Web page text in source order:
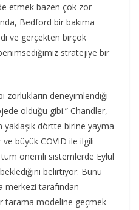
etmek bazen çok zor
Bedford bir bakıma
ve gerçekten birçok
stratejiye bir
zorlukların deneyimlendiği
olduğu gibi.” Chandler,
yaklaşık dörtte birine yayma
büyük COVID ile ilgili
tüm önemli sistemlerde Eylül
belirtiyor. Bunu
merkezi tarafından
tarama modeline geçmek